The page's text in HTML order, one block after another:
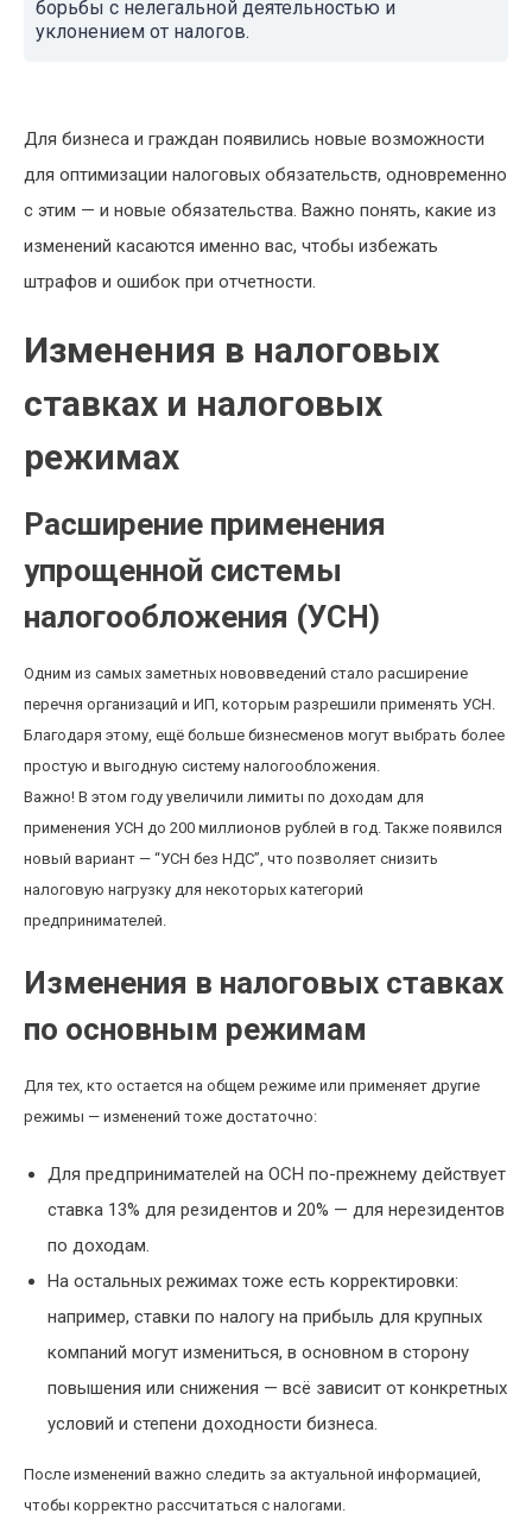
борьбы с нелегальной деятельностью и
уклонением от налогов.
Для бизнеса и граждан появились новые возможности
для оптимизации налоговых обязательств, одновременно
с этим — и новые обязательства. Важно понять, какие из
изменений касаются именно вас, чтобы избежать
штрафов и ошибок при отчетности.
Изменения в налоговых
ставках и налоговых
режимах
Расширение применения
упрощенной системы
налогообложения (УСН)
Одним из самых заметных нововведений стало расширение
перечня организаций и ИП, которым разрешили применять УСН.
Благодаря этому, ещё больше бизнесменов могут выбрать более
простую и выгодную систему налогообложения.
Важно! В этом году увеличили лимиты по доходам для
применения УСН до 200 миллионов рублей в год. Также появился
новый вариант — “УСН без НДС”, что позволяет снизить
налоговую нагрузку для некоторых категорий
предпринимателей.
Изменения в налоговых ставках
по основным режимам
Для тех, кто остается на общем режиме или применяет другие
режимы — изменений тоже достаточно:
Для предпринимателей на ОСН по-прежнему действует
ставка 13% для резидентов и 20% — для нерезидентов
по доходам.
На остальных режимах тоже есть корректировки:
например, ставки по налогу на прибыль для крупных
компаний могут измениться, в основном в сторону
повышения или снижения — всё зависит от конкретных
условий и степени доходности бизнеса.
После изменений важно следить за актуальной информацией,
чтобы корректно рассчитаться с налогами.